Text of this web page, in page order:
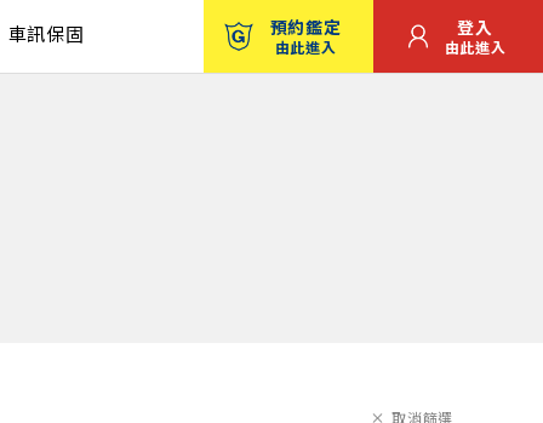
車訊保固 預約鑑定
由此進入
登入
由此進入
取消篩選